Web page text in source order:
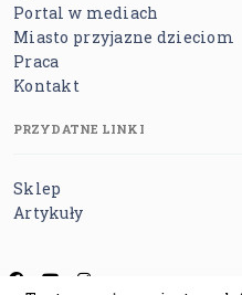
Portal w mediach
Miasto przyjazne dzieciom
Praca
Kontakt
PRZYDATNE LINKI
Sklep
Artykuły